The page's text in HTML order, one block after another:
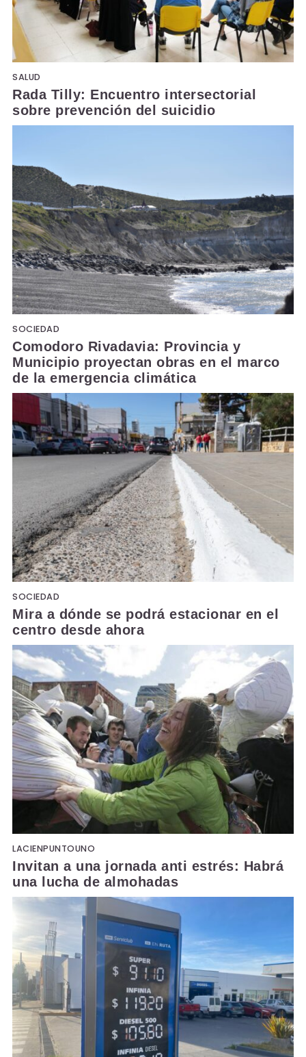
SALUD
Rada Tilly: Encuentro intersectorial
sobre prevención del suicidio
SOCIEDAD
Comodoro Rivadavia: Provincia y
Municipio proyectan obras en el marco
de la emergencia climática
SOCIEDAD
Mira a dónde se podrá estacionar en el
centro desde ahora
LACIENPUNTOUNO
Invitan a una jornada anti estrés: Habrá
una lucha de almohadas